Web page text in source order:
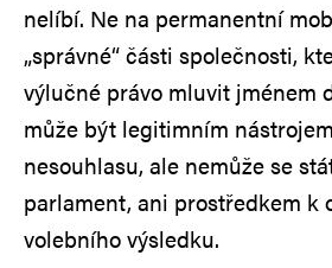
nelíbí. Ne na permanentní
„správné“ části společnosti,
výlučné právo mluvit jménem
může být legitimním
nesouhlasu, ale nemůže se
parlament, ani prostředkem k
volebního výsledku.